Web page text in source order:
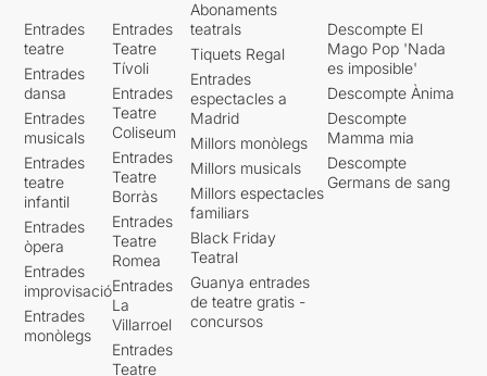
Entrades
teatre
Entrades
dansa
Entrades
musicals
Entrades
teatre
infantil
Entrades
òpera
Entrades
improvisació
Entrades
monòlegs
Entrades
Teatre
Tívoli
Entrades
Teatre
Coliseum
Entrades
Teatre
Borràs
Entrades
Teatre
Romea
Entrades
La
Villarroel
Entrades
Teatre
Abonaments
teatrals
Tiquets Regal
Entrades
espectacles a
Madrid
Millors monòlegs
Millors musicals
Millors espectacles
familiars
Black Friday
Teatral
Guanya entrades
de teatre gratis -
concursos
Descompte El
Mago Pop 'Nada
es imposible'
Descompte Ànima
Descompte
Mamma mia
Descompte
Germans de sang